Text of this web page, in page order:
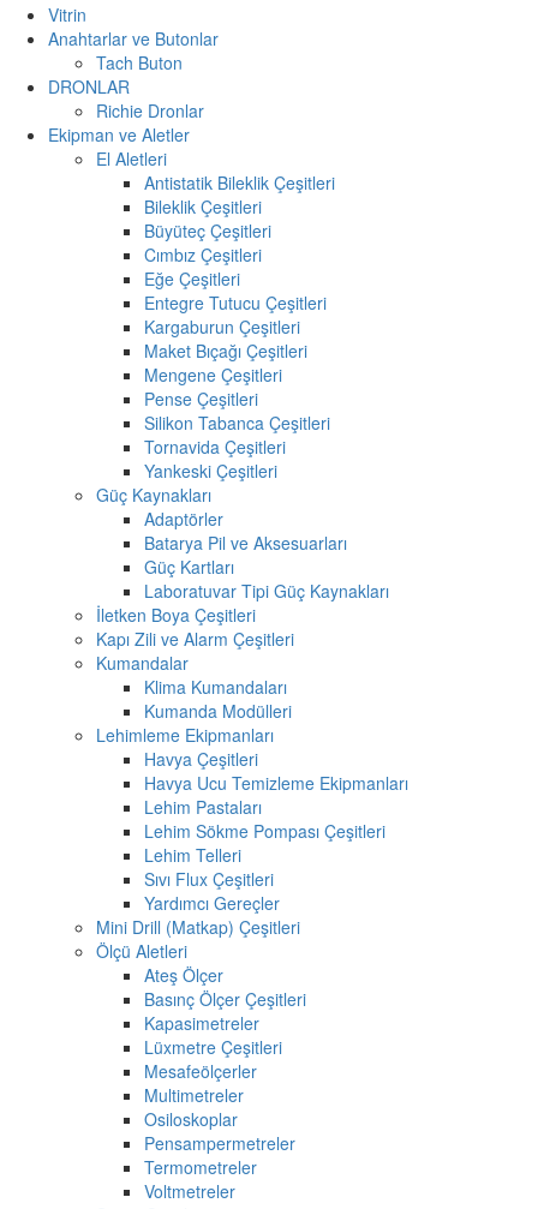
Vitrin
Anahtarlar ve Butonlar
Tach Buton
DRONLAR
Richie Dronlar
Ekipman ve Aletler
El Aletleri
Antistatik Bileklik Çeşitleri
Bileklik Çeşitleri
Büyüteç Çeşitleri
Cımbız Çeşitleri
Eğe Çeşitleri
Entegre Tutucu Çeşitleri
Kargaburun Çeşitleri
Maket Bıçağı Çeşitleri
Mengene Çeşitleri
Pense Çeşitleri
Silikon Tabanca Çeşitleri
Tornavida Çeşitleri
Yankeski Çeşitleri
Güç Kaynakları
Adaptörler
Batarya Pil ve Aksesuarları
Güç Kartları
Laboratuvar Tipi Güç Kaynakları
İletken Boya Çeşitleri
Kapı Zili ve Alarm Çeşitleri
Kumandalar
Klima Kumandaları
Kumanda Modülleri
Lehimleme Ekipmanları
Havya Çeşitleri
Havya Ucu Temizleme Ekipmanları
Lehim Pastaları
Lehim Sökme Pompası Çeşitleri
Lehim Telleri
Sıvı Flux Çeşitleri
Yardımcı Gereçler
Mini Drill (Matkap) Çeşitleri
Ölçü Aletleri
Ateş Ölçer
Basınç Ölçer Çeşitleri
Kapasimetreler
Lüxmetre Çeşitleri
Mesafeölçerler
Multimetreler
Osiloskoplar
Pensampermetreler
Termometreler
Voltmetreler